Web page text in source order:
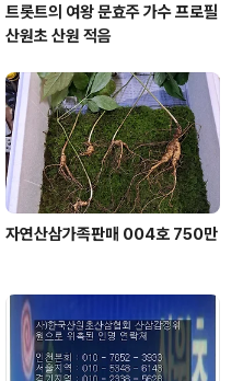
트롯트의 여왕 문효주 가수 프로필
산원초 산원 적음
자연산삼가족판매 004호 750만